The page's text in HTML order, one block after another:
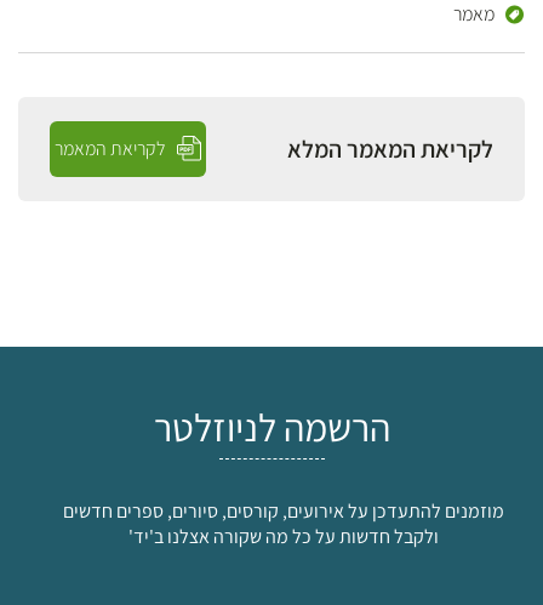
מאמר
לקריאת המאמר המלא לקריאת המאמר
הרשמה לניוזלטר
מוזמנים להתעדכן על אירועים, קורסים, סיורים, ספרים חדשים
ולקבל חדשות על כל מה שקורה אצלנו ב'יד'